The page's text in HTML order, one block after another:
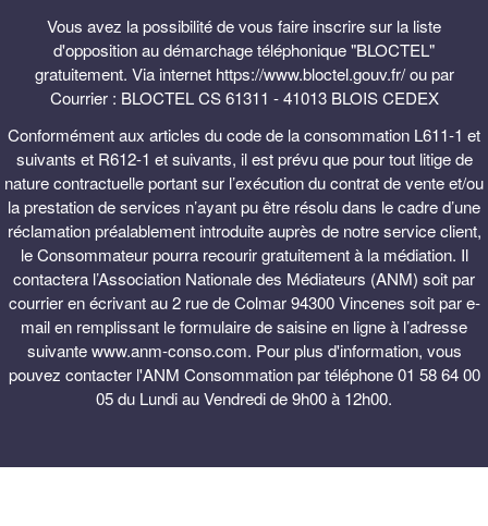
Vous avez la possibilité de vous faire inscrire sur la liste
d'opposition au démarchage téléphonique "BLOCTEL"
gratuitement. Via internet https://www.bloctel.gouv.fr/ ou par
Courrier : BLOCTEL CS 61311 - 41013 BLOIS CEDEX
Conformément aux articles du code de la consommation L611-1 et
suivants et R612-1 et suivants, il est prévu que pour tout litige de
nature contractuelle portant sur l’exécution du contrat de vente et/ou
la prestation de services n’ayant pu être résolu dans le cadre d’une
réclamation préalablement introduite auprès de notre service client,
le Consommateur pourra recourir gratuitement à la médiation. Il
contactera l’Association Nationale des Médiateurs (ANM) soit par
courrier en écrivant au 2 rue de Colmar 94300 Vincenes soit par e-
mail en remplissant le formulaire de saisine en ligne à l’adresse
suivante www.anm-conso.com. Pour plus d'information, vous
pouvez contacter l'ANM Consommation par téléphone 01 58 64 00
05 du Lundi au Vendredi de 9h00 à 12h00.